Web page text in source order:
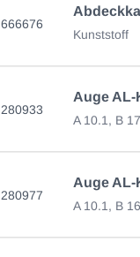
666676
Kunststoff
280933
A 10.1, B
280977
A 10.1, B